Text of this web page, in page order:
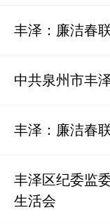
丰泽：廉洁春
中共泉州市丰
丰泽：廉洁春
丰泽区纪委监
生活会